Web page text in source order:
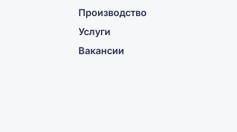
Производство
Услуги
Вакансии